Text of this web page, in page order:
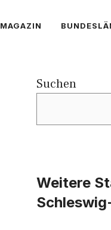
MAGAZIN
Suchen
Weitere